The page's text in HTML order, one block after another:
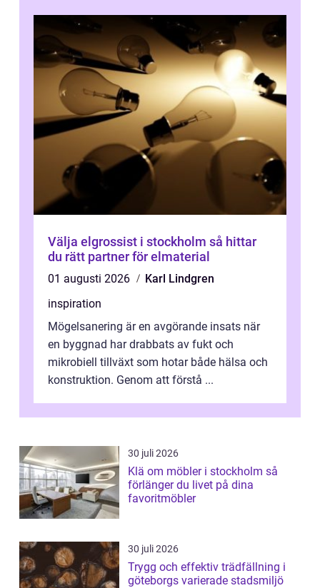
Välja elgrossist i stockholm så hittar
du rätt partner för elmaterial
01 augusti 2026
Karl Lindgren
inspiration
Mögelsanering är en avgörande insats när
en byggnad har drabbats av fukt och
mikrobiell tillväxt som hotar både hälsa och
konstruktion. Genom att förstå ...
30 juli 2026
Klä om möbler i stockholm så
förlänger du livet på dina
favoritmöbler
30 juli 2026
Trygg och effektiv trädfällning i
göteborgs varierade stadsmiljö